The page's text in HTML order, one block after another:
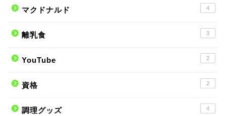
マクドナルド 4
離乳食 3
YouTube 2
資格 2
調理グッズ 4